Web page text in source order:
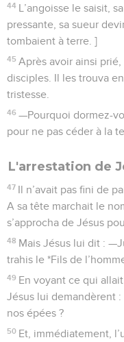
44 L’angoisse le saisit,
pressante, sa sueur
tombaient à terre. ]
45 Après avoir ainsi prié,
disciples. Il les trouva
tristesse.
46 —Pourquoi dormez-
pour ne pas céder à la
L'arrestation de
47 Il n’avait pas fini de
A sa tête marchait le
s’approcha de Jésus
48 Mais Jésus lui dit :
trahis le *Fils de
49 En voyant ce qui
Jésus lui demandèrent
nos épées ?
50 Et, immédiatement,